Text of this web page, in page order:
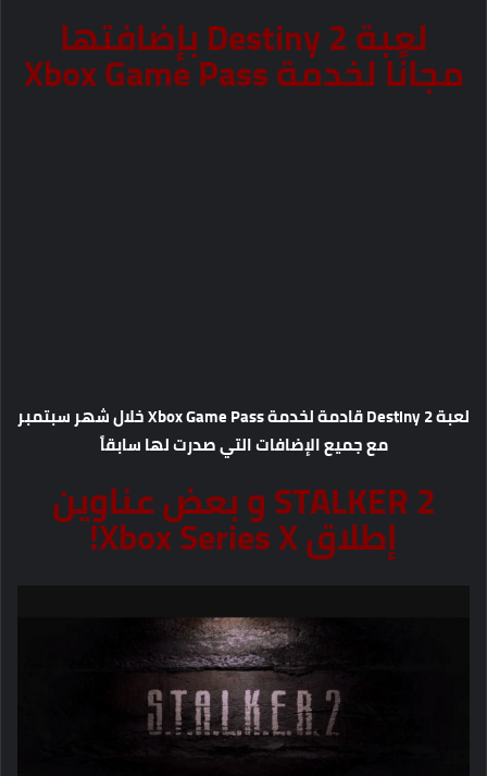
لعبة Destiny 2 بإضافتها
مجانًا لخدمة Xbox Game Pass
لعبة Destiny 2 قادمة لخدمة Xbox Game Pass خلال شهر سبتمبر
مع جميع الإضافات التي صدرت لها سابقاً
STALKER 2 و بعض عناوين
إطلاق Xbox Series X!